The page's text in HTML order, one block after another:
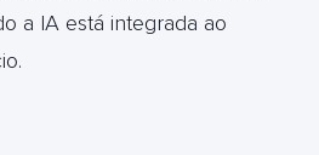
a IA está integrada ao